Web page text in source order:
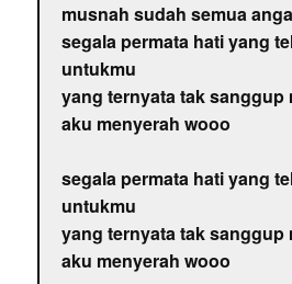
musnah sudah semua
segala permata hati yang
untukmu
yang ternyata tak sanggup
aku menyerah wooo
segala permata hati yang
untukmu
yang ternyata tak sanggup
aku menyerah wooo